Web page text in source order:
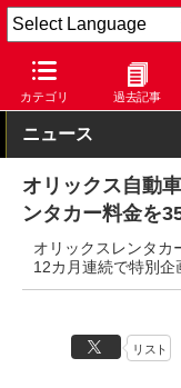
カテゴリ 過去記事
Car Watch ナビ そ
ニュース
オリックス自動
ンタカー料金を
オリックスレンタカ
12カ月連続で特別企
リスト